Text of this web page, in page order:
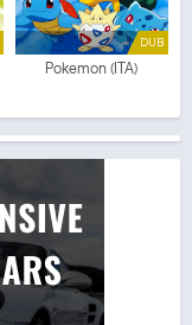
DUB
Pokemon (ITA)